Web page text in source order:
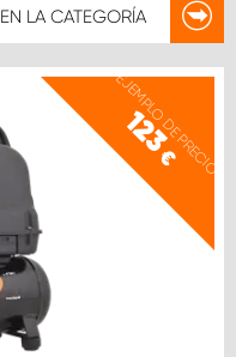
EN LA CATEGORÍA
EJEMPLO DE PRECIO
123
€